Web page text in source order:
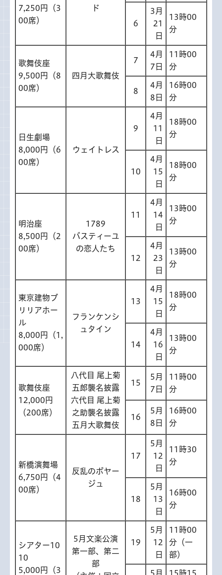
7,250円（3
00席）
ド
6
3月
21
日
13時00
分
歌舞伎座
9,500円（8
00席）
四月大歌舞伎
7
4月
7日
11時00
分
8
4月
8日
16時00
分
日生劇場
8,000円（6
00席）
ウェイトレス
9
4月
11
日
18時00
分
10
4月
15
日
18時00
分
明治座
8,500円（2
00席）
1789
バスティーユ
の恋人たち
11
4月
14
日
13時00
分
12
4月
23
日
13時00
分
東京建物ブ
リリアホー
ル
8,000円（1,
000席）
フランケンシ
ュタイン
13
4月
15
日
18時00
分
14
4月
16
日
13時00
分
歌舞伎座
12,000円
（200席）
八代目 尾上菊
五郎襲名披露
六代目 尾上菊
之助襲名披露
五月大歌舞伎
15
5月
7日
11時00
分
16
5月
8日
16時00
分
新橋演舞場
6,750円（4
00席）
反乱のボヤー
ジュ
17
5月
12
日
11時30
分
18
5月
13
日
16時00
分
シアター10
10
5,000円（3
5月文楽公演
第一部、第二
部
19
5月
12
日
11時00
分（一
部）
5月 15時15